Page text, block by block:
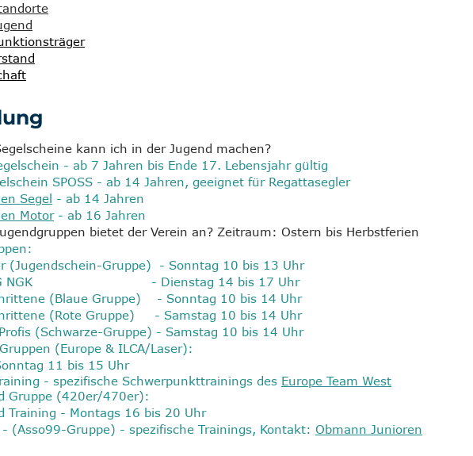
kann ich in der Jugend machen?
- ab 7 Jahren bis Ende 17. Lebensjahr gültig
SPOSS - ab 14 Jahren, geeignet für Regattasegler
Segel - ab 14 Jahren
Motor- ab 16 Jahren
bietet der Verein an? Zeitraum: Ostern bis Herbstferien
(Jugendschein-Gruppe) - Sonntag 10 bis 13 Uhr
AG NGK - Dienstag 14 bis 17 Uhr
(Blaue Gruppe) - Sonntag 10 bis 14 Uhr
(Rote Gruppe) - Samstag 10 bis 14 Uhr
(Schwarze-Gruppe) - Samstag 10 bis 14 Uhr
(Europe & ILCA/Laser):
11 bis 15 Uhr
- spezifische Schwerpunkttrainings des Europe Team West
Gruppe (420er/470er):
Training - Montags 16 bis 20 Uhr
(Asso99-Gruppe) - spezifische Trainings, Kontakt: Obmann Junioren